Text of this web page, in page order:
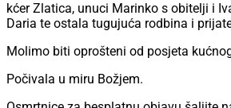
kćer Zlatica, unuci Marinko s obitelji i
Daria te ostala tugujuća rodbina i
Molimo biti oprošteni od posjeta
Počivala u miru Božjem.